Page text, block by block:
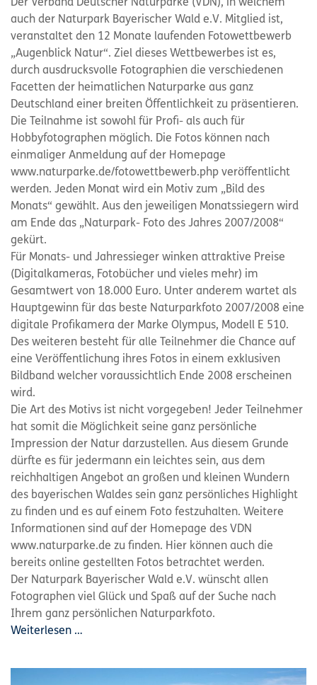
Der Verband Deutscher Naturparke (VDN), in welchem
auch der Naturpark Bayerischer Wald e.V. Mitglied ist,
veranstaltet den 12 Monate laufenden Fotowettbewerb
„Augenblick Natur“. Ziel dieses Wettbewerbes ist es,
durch ausdrucksvolle Fotographien die verschiedenen
Facetten der heimatlichen Naturparke aus ganz
Deutschland einer breiten Öffentlichkeit zu präsentieren.
Die Teilnahme ist sowohl für Profi- als auch für
Hobbyfotographen möglich. Die Fotos können nach
einmaliger Anmeldung auf der Homepage
www.naturparke.de/fotowettbewerb.php veröffentlicht
werden. Jeden Monat wird ein Motiv zum „Bild des
Monats“ gewählt. Aus den jeweiligen Monatssiegern wird
am Ende das „Naturpark- Foto des Jahres 2007/2008“
gekürt.
Für Monats- und Jahressieger winken attraktive Preise
(Digitalkameras, Fotobücher und vieles mehr) im
Gesamtwert von 18.000 Euro. Unter anderem wartet als
Hauptgewinn für das beste Naturparkfoto 2007/2008 eine
digitale Profikamera der Marke Olympus, Modell E 510.
Des weiteren besteht für alle Teilnehmer die Chance auf
eine Veröffentlichung ihres Fotos in einem exklusiven
Bildband welcher voraussichtlich Ende 2008 erscheinen
wird.
Die Art des Motivs ist nicht vorgegeben! Jeder Teilnehmer
hat somit die Möglichkeit seine ganz persönliche
Impression der Natur darzustellen. Aus diesem Grunde
dürfte es für jedermann ein leichtes sein, aus dem
reichhaltigen Angebot an großen und kleinen Wundern
des bayerischen Waldes sein ganz persönliches Highlight
zu finden und es auf einem Foto festzuhalten. Weitere
Informationen sind auf der Homepage des VDN
www.naturparke.de zu finden. Hier können auch die
bereits online gestellten Fotos betrachtet werden.
Der Naturpark Bayerischer Wald e.V. wünscht allen
Fotographen viel Glück und Spaß auf der Suche nach
Ihrem ganz persönlichen Naturparkfoto.
Weiterlesen …